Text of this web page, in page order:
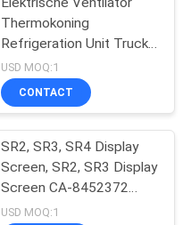
Thermokoning
Refrigeration Unit Truck
t-1080e t-1280e
USD MOQ:1
CONTACT
SR2, SR3, SR4 Display
Screen, SR2, SR3 Display
Screen CA-8452372
Groen Display Type LCD
USD MOQ:1